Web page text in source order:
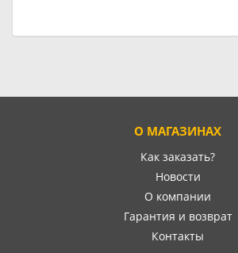
О МАГАЗИНАХ
Как заказать?
Новости
О компании
Гарантия и возврат
Контакты